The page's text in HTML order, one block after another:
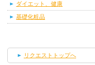
ダイエット、健康
基礎化粧品
リクエストトップへ